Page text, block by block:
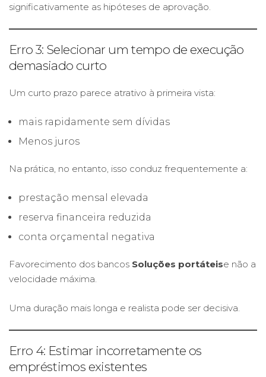
significativamente as hipóteses de aprovação.
Erro 3: Selecionar um tempo de execução
demasiado curto
Um curto prazo parece atrativo à primeira vista:
mais rapidamente sem dívidas
Menos juros
Na prática, no entanto, isso conduz frequentemente a:
prestação mensal elevada
reserva financeira reduzida
conta orçamental negativa
Favorecimento dos bancos Soluções portáteise não a
velocidade máxima.
Uma duração mais longa e realista pode ser decisiva.
Erro 4: Estimar incorretamente os
empréstimos existentes